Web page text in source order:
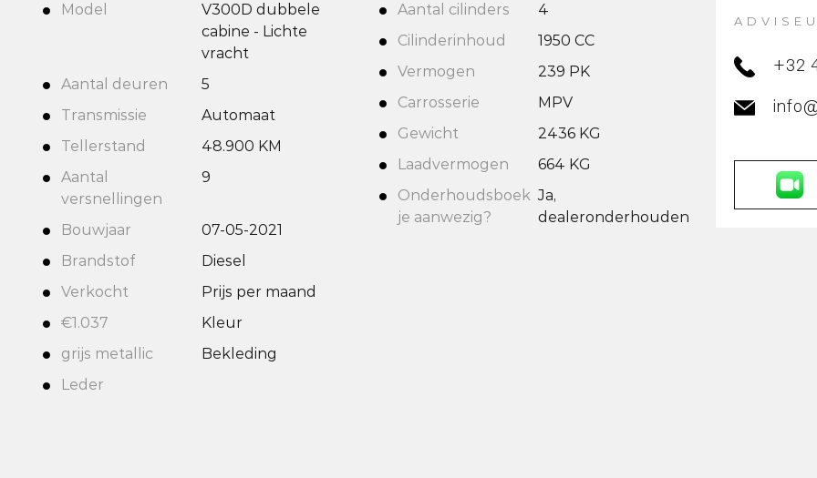
Model
V300D dubbele
cabine - Lichte
vracht
Aantal deuren
5
Transmissie
Automaat
Tellerstand
48.900 KM
Aantal
versnellingen
9
Bouwjaar
07-05-2021
Brandstof
Diesel
Verkocht
Prijs per maand
€1.037
Kleur
grijs metallic
Bekleding
Leder
Aantal cilinders
4
Cilinderinhoud
1950 CC
Vermogen
239 PK
Carrosserie
MPV
Gewicht
2436 KG
Laadvermogen
664 KG
Onderhoudsboek
je aanwezig?
Ja,
dealeronderhouden
+32